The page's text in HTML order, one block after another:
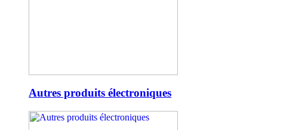
Autres produits électroniques